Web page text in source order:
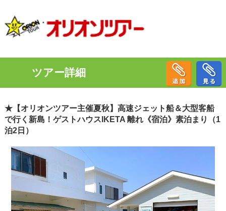
ツアー詳細
★【オリオンツアー主催夏秋】高速ジェット船＆大型客船
で行く新島！ゲストハウスIKETA 離れ《宿泊》素泊まり（1
泊2日）